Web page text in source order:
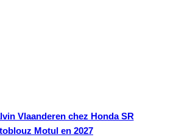
Vlaanderen chez Honda SR
Motul en 2027